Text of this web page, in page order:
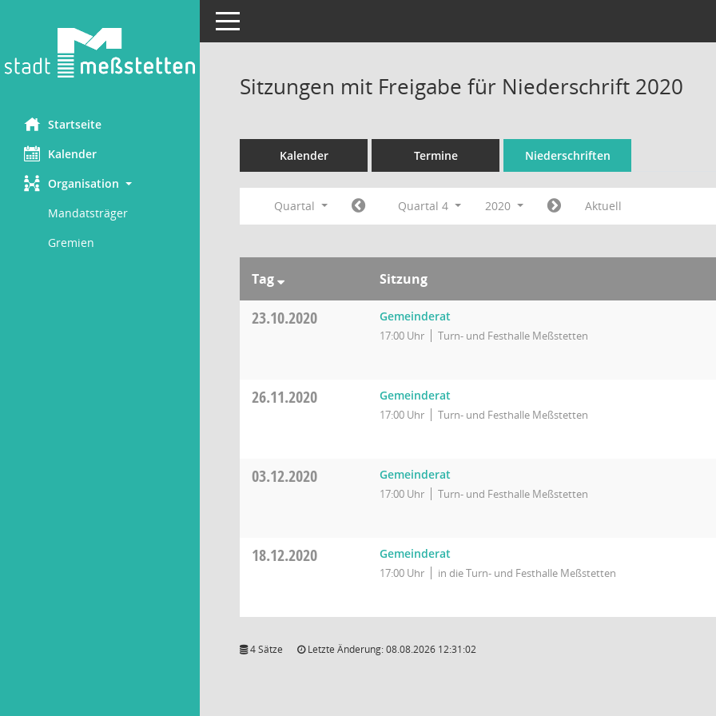
Startseite
Kalender
Organisation
Mandatsträger
Gremien
Toggle navigation
Sitzungen mit Freigabe für Niederschrift 2020
Kalender Termine Niederschriften
Quartal Quartal 4 2020 Aktuell
Tag Sitzung
23.10.2020 Gemeinderat
17:00 Uhr Turn- und Festhalle Meßstetten
26.11.2020 Gemeinderat
17:00 Uhr Turn- und Festhalle Meßstetten
03.12.2020 Gemeinderat
17:00 Uhr Turn- und Festhalle Meßstetten
18.12.2020 Gemeinderat
17:00 Uhr in die Turn- und Festhalle Meßstetten
4 Sätze Letzte Änderung: 08.08.2026 12:31:02